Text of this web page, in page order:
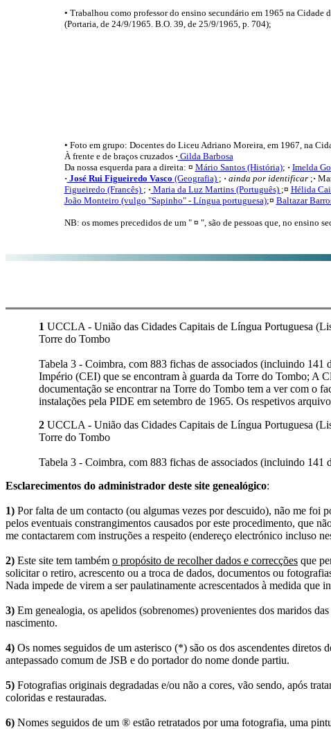
• Trabalhou como professor do ensino secundário em 1965 na Cidade
(Portaria, de 24/9/1965. B.O. 39, de 25/9/1965, p. 704);
• Foto em grupo: Docentes do Liceu Adriano Moreira, em 1967, na
À frente e de braços cruzados · Gilda Barbosa
Da nossa esquerda para a direita: ¤ Mário Santos (História); · Imelda
· José Rui Figueiredo Vasco (Geografia) ; · ainda por identificar;·
Figueiredo (Francês) ; · Maria da Luz Martins (Português) ;¤ Hélida
João Monteiro (vulgo "Sapinho" - Língua portuguesa);¤ Baltazar
NB: os momes precedidos de um " ¤ ", são de pessoas que, no ensino
1 UCCLA - União das Cidades Capitais de Língua Portuguesa
Torre do Tombo
Tabela 3 - Coimbra, com 883 fichas de associados (incluindo 141
Império (CEI) que se encontram à guarda da Torre do Tombo; A
documentação se encontrar na Torre do Tombo tem a ver com o
instalações pela PIDE em setembro de 1965. Os respetivos
2 UCCLA - União das Cidades Capitais de Língua Portuguesa
Torre do Tombo
Tabela 3 - Coimbra, com 883 fichas de associados (incluindo 141
Esclarecimentos do administrador deste site genealógico:
1) Por falta de um contacto (ou algumas vezes por descuido), não me foi
pelos eventuais constrangimentos causados por este procedimento, que
me contactarem com instruções a respeito (endereço electrónico incluso
2) Este site tem também o propósito de recolher dados e correcções que
solicitar o retiro, acrescento ou a troca de dados, documentos ou
Nada impede de virem a ser paulatinamente acrescentados à medida que
3) Em genealogia, os apelidos (sobrenomes) provenientes dos maridos
nascimento.
4) Os nomes seguidos de um asterisco (*) são os dos ascendentes
antepassado comum de JSB e do portador do nome donde partiu.
5) Fotografias originais degradadas e/ou não a cores, vão sendo, após
coloridas e restauradas.
6) Nomes seguidos de um ® estão retratados por uma fotografia, uma